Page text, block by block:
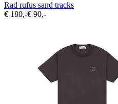
Rad rufus sand tracks
€ 180,-€ 90,-